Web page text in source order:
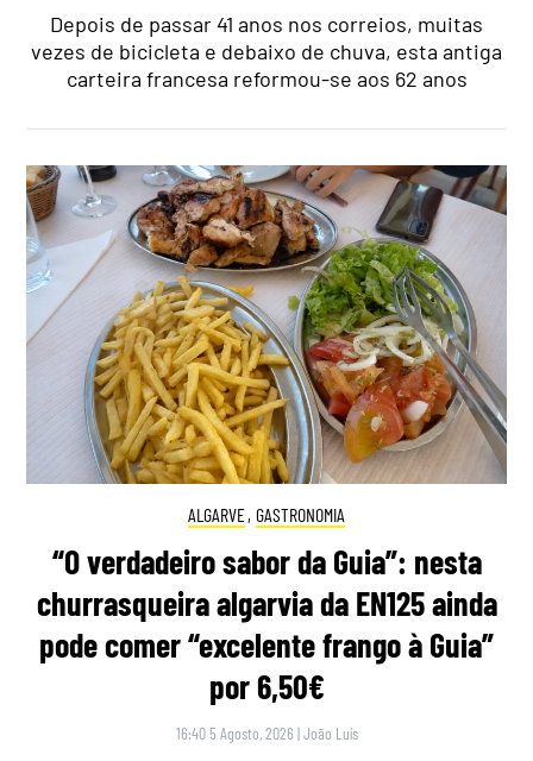
Depois de passar 41 anos nos correios, muitas
vezes de bicicleta e debaixo de chuva, esta antiga
carteira francesa reformou-se aos 62 anos
ALGARVE, GASTRONOMIA
“O verdadeiro sabor da Guia”: nesta
churrasqueira algarvia da EN125 ainda
pode comer “excelente frango à Guia”
por 6,50€
16:40 5 Agosto, 2026 |João Luís